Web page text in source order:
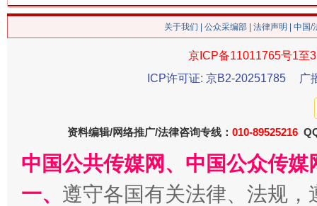
魏明
关于我们 公众采编部 法律声明 | 中国
京ICP备11011765号1至
ICP许可证: 京B2-20251785
广
资料编辑/网络推广/法律咨询专线： 010-89525216
中国公共传媒网、中国公众传
一、 遵守各国有关法律、法规